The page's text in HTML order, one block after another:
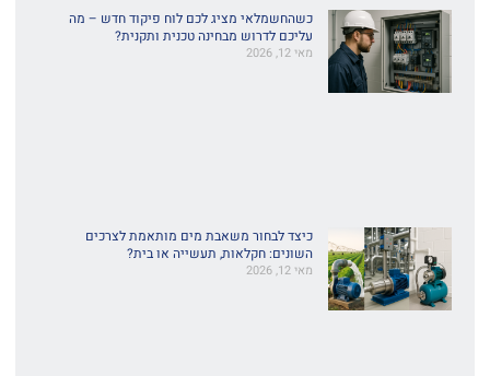
כשהחשמלאי מציג לכם לוח פיקוד חדש – מה
עליכם לדרוש מבחינה טכנית ותקנית?
מאי 12, 2026
כיצד לבחור משאבת מים מותאמת לצרכים
השונים: חקלאות, תעשייה או בית?
מאי 12, 2026